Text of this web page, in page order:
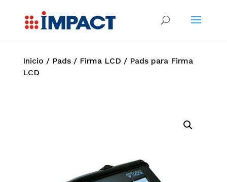
Inicio / Pads/ Firma LCD / Pads para Firma
LCD